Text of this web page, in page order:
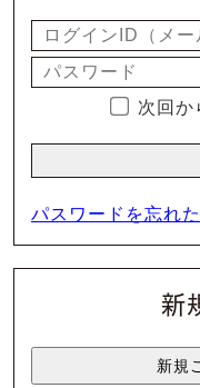
次回か
パスワードを忘れ
新